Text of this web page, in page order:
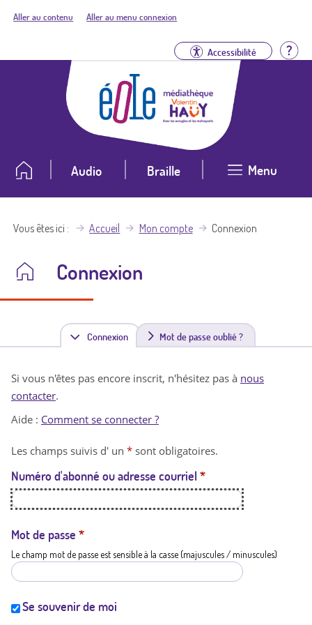
Aller au contenu Aller au menu connexion
Accessibilité
Audio Braille Menu
Vous êtes ici Accueil Mon compte Connexion
Connexion
Connexion(
n
t
a
t
i
Mot de passe oublié ?
Si vous n'êtes pas encore inscrit, n'hésitez pas à nous
contacter.
Aide : Comment se connecter ?
Les champs suivis d' un * sont obligatoires.
Numéro d'abonné ou adresse courriel *
Mot de passe *
Le champ mot de passe est sensible à la casse (majuscules / minuscules)
Se souvenir de moi